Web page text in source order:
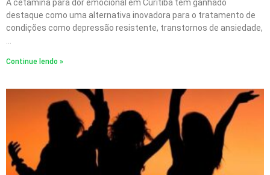
A cetamina para dor emocional em Curitiba tem ganhado
destaque como uma alternativa inovadora para o tratamento de
condições como depressão resistente, transtornos de ansiedade,
Continue lendo »